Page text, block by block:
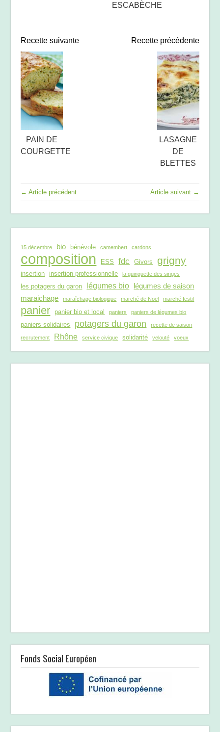
ESCABÈCHE
Recette suivante
PAIN DE
COURGETTE
Recette précédente
LASAGNE
DE
BLETTES
← Article précédent Article suivant →
15 décembre bio bénévole camembert cardons
composition ESS fdc Givors grigny
insertion insertion professionnelle la guinguette des singes
les potagers du garon légumes bio légumes de saison
maraichage
maraîchage biologique marché de Noël marché festif
panier panier bio et local paniers paniers de légumes bio
paniers solidaires potagers du garon recette de saison
recrutement Rhône service civique solidarité velouté voeux
Fonds Social Européen